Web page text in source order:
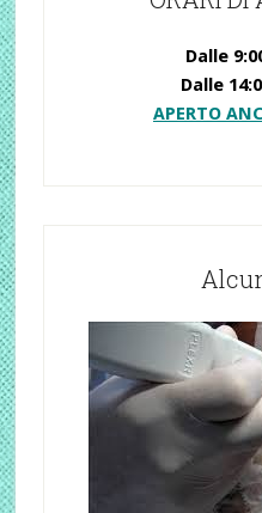
Dalle
Dalle
APERTO